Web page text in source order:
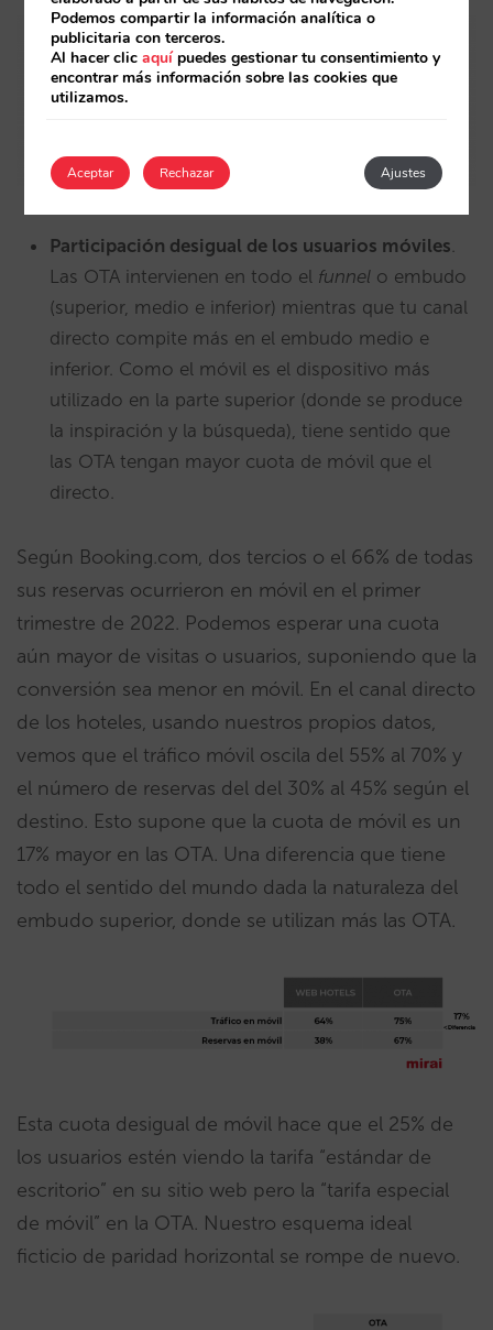
Participación desigual de los usuarios móviles
Las OTA intervienen en todo el funnel o embudo
(superior, medio e inferior) mientras que tu canal
directo compite más en el embudo medio e
inferior. Como el móvil es el dispositivo más
utilizado en la parte superior (donde se produce
la inspiración y la búsqueda), tiene sentido que
las OTA tengan mayor cuota de móvil que el
directo.
Según Booking.com, dos tercios o el 66% de todas
sus reservas ocurrieron en móvil en el primer
trimestre de 2022. Podemos esperar una cuota
aún mayor de visitas o usuarios, suponiendo que la
conversión sea menor en móvil. En el canal directo
de los hoteles, usando nuestros propios datos,
vemos que el tráfico móvil oscila del 55% al 70% y
el número de reservas del del 30% al 45% según el
destino. Esto supone que la cuota de móvil es un
17% mayor en las OTA. Una diferencia que tiene
todo el sentido del mundo dada la naturaleza del
embudo superior, donde se utilizan más las OTA.
Esta cuota desigual de móvil hace que el 25% de
los usuarios estén viendo la tarifa “estándar de
escritorio” en su sitio web pero la “tarifa especial
de móvil” en la OTA. Nuestro esquema ideal
ficticio de paridad horizontal se rompe de nuevo.
Podemos compartir la información analítica o
publicitaria con terceros.
Al hacer clicaquípuedes gestionar tu consentimiento y
encontrar más información sobre las cookies que
utilizamos.
Aceptar Ajustes
Rechazar